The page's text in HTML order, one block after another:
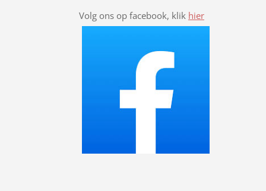
Volg ons op facebook, klik hier